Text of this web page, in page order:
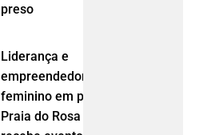
preso
Liderança e
empreendedorismo
feminino em pauta:
Praia do Rosa